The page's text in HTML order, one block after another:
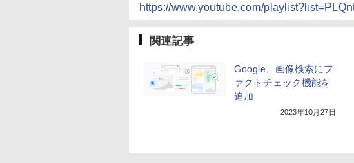
https://www.youtube.com/
関連記事
Google、画像検索にフ
ァクトチェック機能を
追加
2023年10月27日